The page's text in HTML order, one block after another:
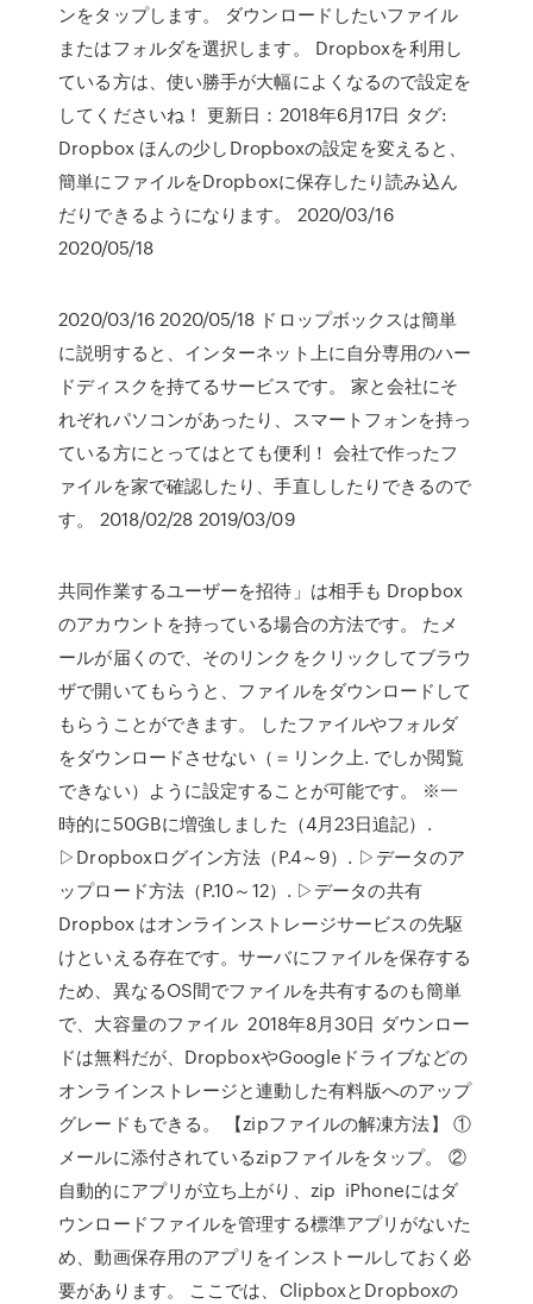
ンをタップします。 ダウンロードしたいファイル
またはフォルダを選択します。 Dropboxを利用し
ている方は、使い勝手が大幅によくなるので設定を
してくださいね！ 更新日：2018年6月17日 タグ:
Dropbox ほんの少しDropboxの設定を変えると、
簡単にファイルをDropboxに保存したり読み込ん
だりできるようになります。 2020/03/16
2020/05/18
2020/03/16 2020/05/18 ドロップボックスは簡単
に説明すると、インターネット上に自分専用のハー
ドディスクを持てるサービスです。 家と会社にそ
れぞれパソコンがあったり、スマートフォンを持っ
ている方にとってはとても便利！ 会社で作ったフ
ァイルを家で確認したり、手直ししたりできるので
す。 2018/02/28 2019/03/09
共同作業するユーザーを招待」は相手も Dropbox
のアカウントを持っている場合の方法です。 たメ
ールが届くので、そのリンクをクリックしてブラウ
ザで開いてもらうと、ファイルをダウンロードして
もらうことができます。 したファイルやフォルダ
をダウンロードさせない（＝リンク上. でしか閲覧
できない）ように設定することが可能です。 ※一
時的に50GBに増強しました（4月23日追記）.
▷Dropboxログイン方法（P.4～9）. ▷データのア
ップロード方法（P.10～12）. ▷データの共有
Dropbox はオンラインストレージサービスの先駆
けといえる存在です。サーバにファイルを保存する
ため、異なるOS間でファイルを共有するのも簡単
で、大容量のファイル 2018年8月30日 ダウンロー
ドは無料だが、DropboxやGoogleドライブなどの
オンラインストレージと連動した有料版へのアップ
グレードもできる。 【zipファイルの解凍方法】 ①
メールに添付されているzipファイルをタップ。 ②
自動的にアプリが立ち上がり、zip iPhoneにはダ
ウンロードファイルを管理する標準アプリがないた
め、動画保存用のアプリをインストールしておく必
要があります。 ここでは、ClipboxとDropboxの